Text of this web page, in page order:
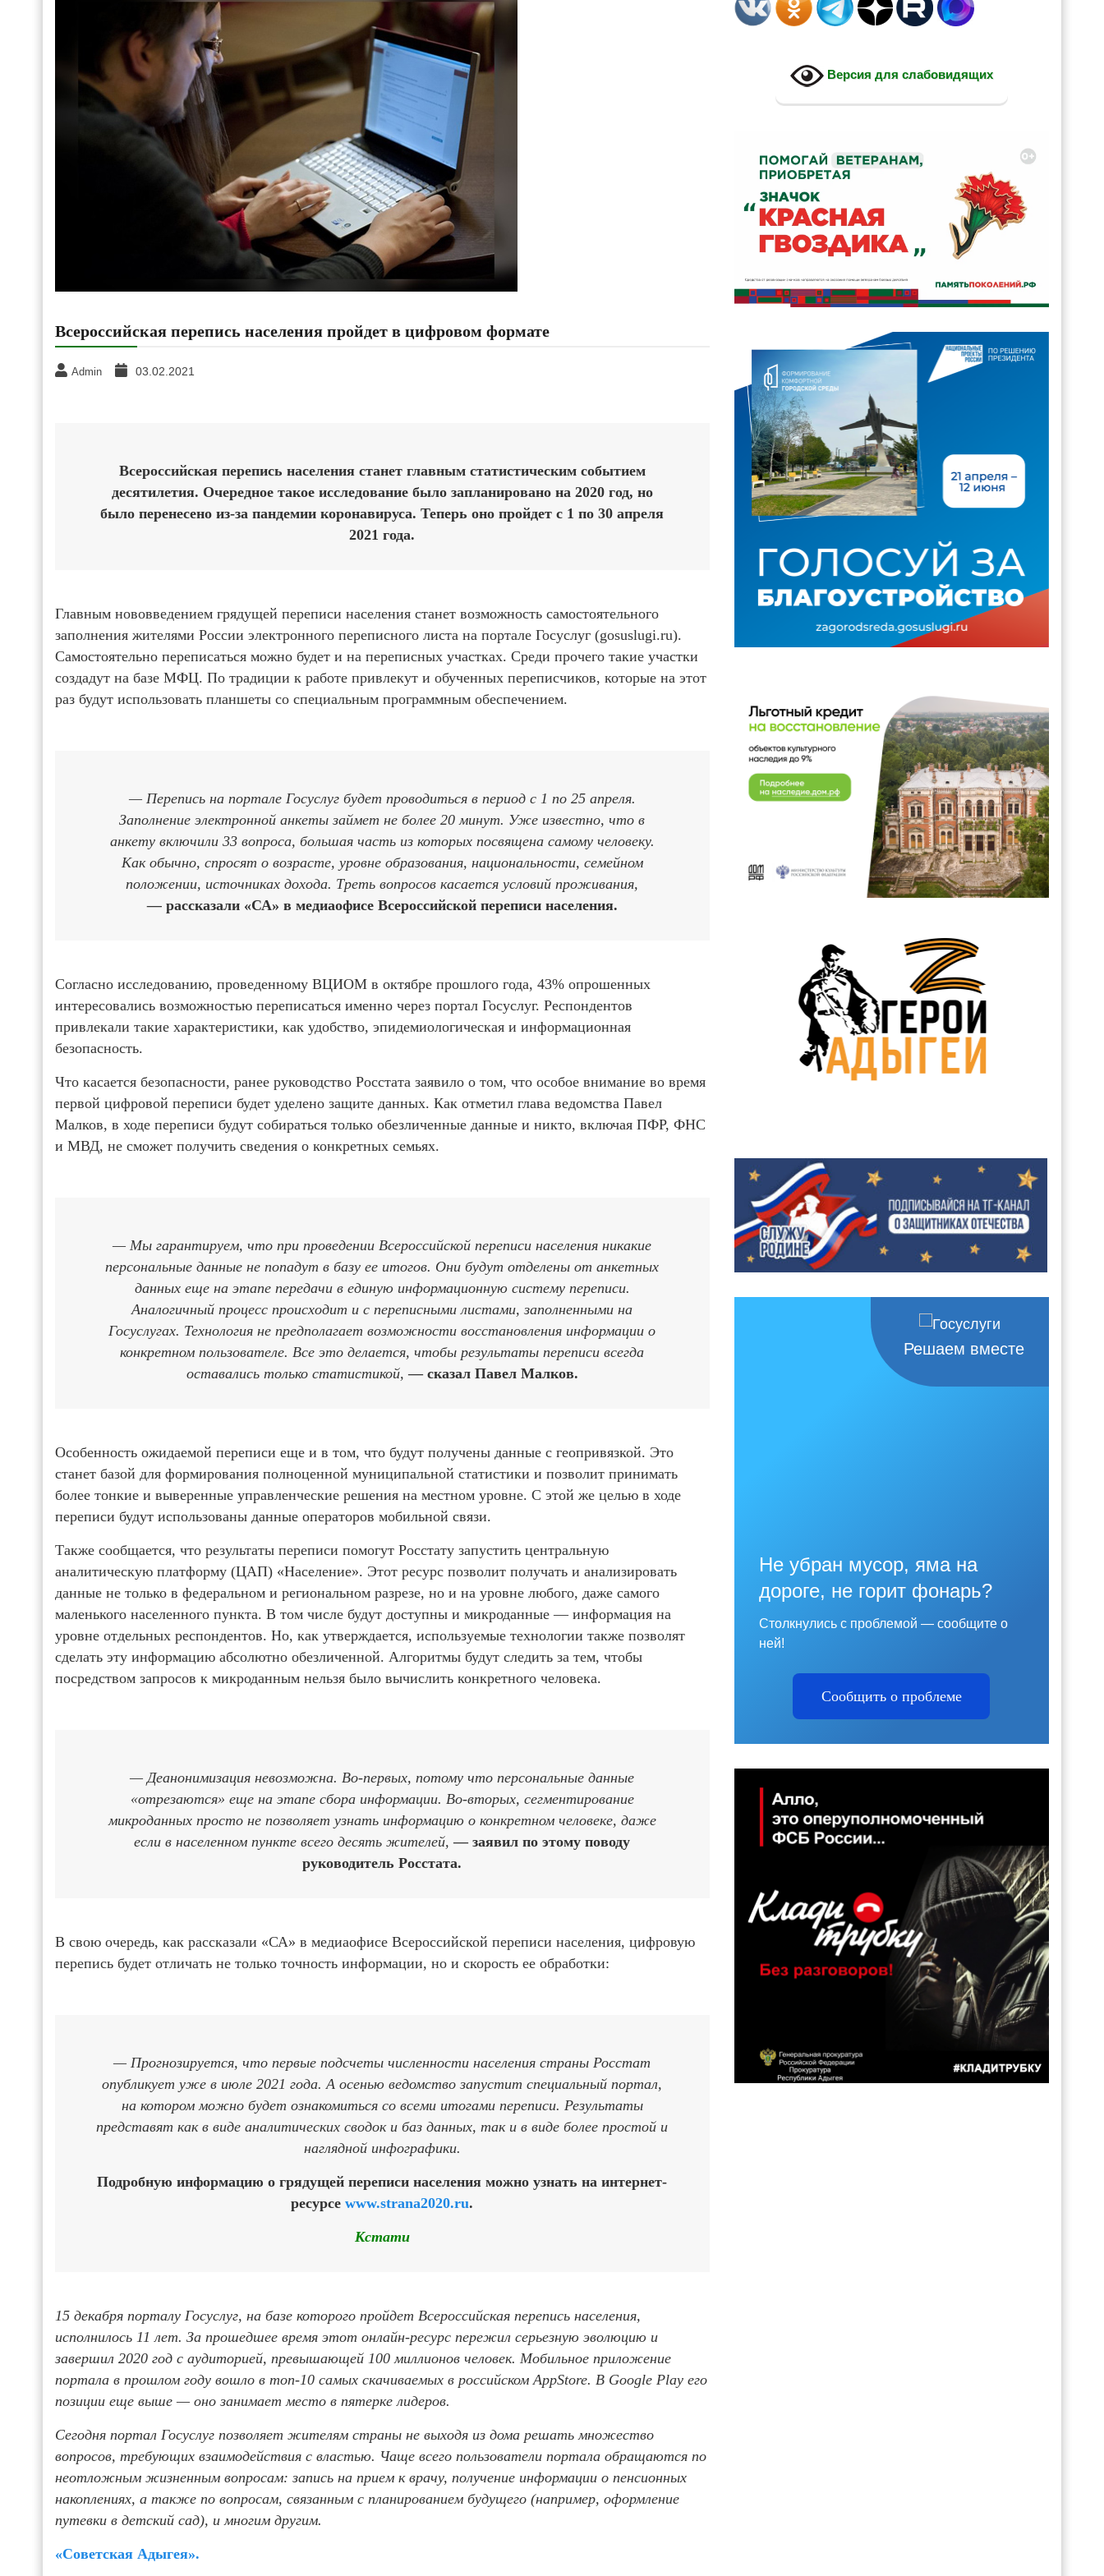
Всероссийская перепись населения пройдет в цифровом формате
Admin 03.02.2021
Всероссийская перепись населения станет главным статистическим событием
десятилетия. Очередное такое исследование было запланировано на 2020 год, но
было перенесено из-за пандемии коронавируса. Теперь оно пройдет с 1 по 30 апреля
2021 года.
Главным нововведением грядущей переписи населения станет возможность самостоятельного
заполнения жителями России электронного переписного листа на портале Госуслуг (gosuslugi.ru).
Самостоятельно переписаться можно будет и на переписных участках. Среди прочего такие участки
создадут на базе МФЦ. По традиции к работе привлекут и обученных переписчиков, которые на этот
раз будут использовать планшеты со специальным программным обеспечением.
— Перепись на портале Госуслуг будет проводиться в период с 1 по 25 апреля.
Заполнение электронной анкеты займет не более 20 минут. Уже известно, что в
анкету включили 33 вопроса, большая часть из которых посвящена самому человеку.
Как обычно, спросят о возрасте, уровне образования, национальности, семейном
положении, источниках дохода. Треть вопросов касается условий проживания,
—рассказали «СА» в медиаофисе Всероссийской переписи населения.
Согласно исследованию, проведенному ВЦИОМ в октябре прошлого года, 43% опрошенных
интересовались возможностью переписаться именно через портал Госуслуг. Респондентов
привлекали такие характеристики, как удобство, эпидемиологическая и информационная
безопасность.
Что касается безопасности, ранее руководство Росстата заявило о том, что особое внимание во время
первой цифровой переписи будет уделено защите данных. Как отметил глава ведомства Павел
Малков, в ходе переписи будут собираться только обезличенные данные и никто, включая ПФР, ФНС
и МВД, не сможет получить сведения о конкретных семьях.
— Мы гарантируем, что при проведении Всероссийской переписи населения никакие
персональные данные не попадут в базу ее итогов. Они будут отделены от анкетных
данных еще на этапе передачи в единую информационную систему переписи.
Аналогичный процесс происходит и с переписными листами, заполненными на
Госуслугах. Технология не предполагает возможности восстановления информации о
конкретном пользователе. Все это делается, чтобы результаты переписи всегда
оставались только статистикой, — сказал Павел Малков.
Особенность ожидаемой переписи еще и в том, что будут получены данные с геопривязкой. Это
станет базой для формирования полноценной муниципальной статистики и позволит принимать
более тонкие и выверенные управленческие решения на местном уровне. С этой же целью в ходе
переписи будут использованы данные операторов мобильной связи.
Также сообщается, что результаты переписи помогут Росстату запустить центральную
аналитическую платформу (ЦАП) «Население». Этот ресурс позволит получать и анализировать
данные не только в федеральном и региональном разрезе, но и на уровне любого, даже самого
маленького населенного пункта. В том числе будут доступны и микроданные — информация на
уровне отдельных респондентов. Но, как утверждается, используемые технологии также позволят
сделать эту информацию абсолютно обезличенной. Алгоритмы будут следить за тем, чтобы
посредством запросов к микроданным нельзя было вычислить конкретного человека.
— Деанонимизация невозможна. Во-первых, потому что персональные данные
«отрезаются» еще на этапе сбора информации. Во-вторых, сегментирование
микроданных просто не позволяет узнать информацию о конкретном человеке, даже
если в населенном пункте всего десять жителей, — заявил по этому поводу
руководитель Росстата.
В свою очередь, как рассказали «СА» в медиаофисе Всероссийской переписи населения, цифровую
перепись будет отличать не только точность информации, но и скорость ее обработки:
— Прогнозируется, что первые подсчеты численности населения страны Росстат
опубликует уже в июле 2021 года. А осенью ведомство запустит специальный портал,
на котором можно будет ознакомиться со всеми итогами переписи. Результаты
представят как в виде аналитических сводок и баз данных, так и в виде более простой и
наглядной инфографики.
Подробную информацию о грядущей переписи населения можно узнать на интернет-
ресурсеwww.strana2020.ru.
Кстати
15 декабря порталу Госуслуг, на базе которого пройдет Всероссийская перепись населения,
исполнилось 11 лет. За прошедшее время этот онлайн-ресурс пережил серьезную эволюцию и
завершил 2020 год с аудиторией, превышающей 100 миллионов человек. Мобильное приложение
портала в прошлом году вошло в топ-10 самых скачиваемых в российском AppStore. В Google Рlау его
позиции еще выше — оно занимает место в пятерке лидеров.
Сегодня портал Госуслуг позволяет жителям страны не выходя из дома решать множество
вопросов, требующих взаимодействия с властью. Чаще всего пользователи портала обращаются по
неотложным жизненным вопросам: запись на прием к врачу, получение информации о пенсионных
накоплениях, а также по вопросам, связанным с планированием будущего (например, оформление
путевки в детский сад), и многим другим.
«Советская Адыгея».
Версия для слабовидящих
Решаем вместе
Не убран мусор, яма на
дороге, не горит фонарь?
Столкнулись с проблемой — сообщите о
ней!
Сообщить о проблеме